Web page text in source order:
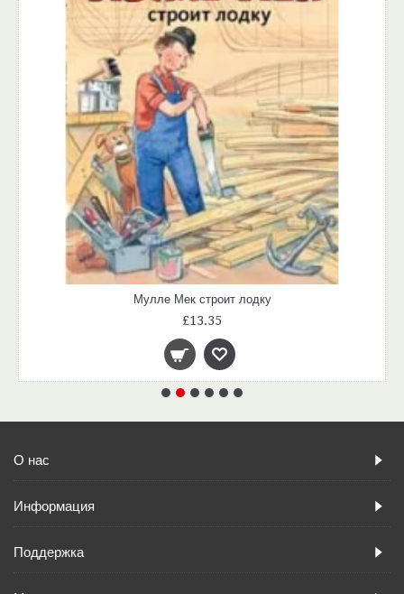
Мулле Мек строит лодку
£13.35
О нас
Информация
Поддержка